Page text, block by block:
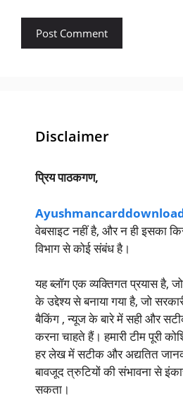
Disclaimer
प्रिय पाठकगण,
वेबसाइट नहीं है, और न ही इसका
विभाग से कोई संबंध है।
यह ब्लॉग एक व्यक्तिगत प्रयास है,
के उद्देश्य से बनाया गया है, जो
बैकिंग , न्यूज के बारे में सही और
करना चाहते हैं। हमारी टीम पूरी
हर लेख में सटीक और अद्यतित
बावजूद त्रुटियों की संभावना से
सकता।